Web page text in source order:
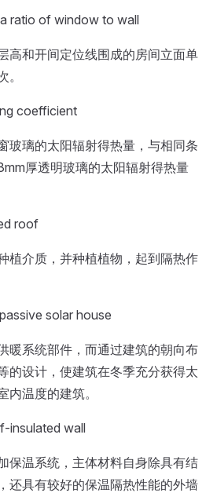
ratio of window to wall
高和开间定位线围成的房间立面单
coefficient
玻璃的太阳辐射得热量，与相同条
厚透明玻璃的太阳辐射得热量
roof
植介质，并种植植物，起到隔热作
solar house
暖系统部件，而通过建筑的朝向布
的设计，使建筑在冬季充分获得太
内温度的建筑。
insulated wall
保温系统，主体材料自身除具有结
还具有较好的保温隔热性能的外墙